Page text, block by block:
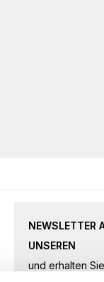
NEWSLETTER
UNSEREN
und erhalten